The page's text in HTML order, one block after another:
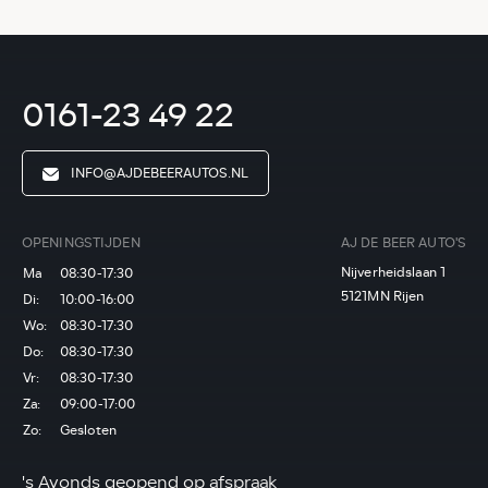
0161-23 49 22
INFO@AJDEBEERAUTOS.NL
OPENINGSTIJDEN
Ma
08:30-17:30
Di:
10:00-16:00
Wo:
08:30-17:30
Do:
08:30-17:30
Vr:
08:30-17:30
Za:
09:00-17:00
Zo:
Gesloten
's Avonds geopend op afspraak
AJ DE BEER AUTO'S
Nijverheidslaan 1
5121MN Rijen